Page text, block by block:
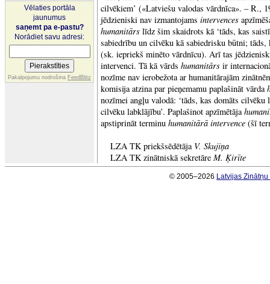
Vēlaties portāla
jaunumus
saņemt pa e-pastu?
Norādiet savu adresi:
Pakalpojumu nodrošina FeedBlitz
cilvēkiem’ («Latviešu valodas vārdnīca». – R.,
jēdzieniski nav izmantojams intervences
humanitārs līdz šim skaidrots kā ‘tāds, kas
sabiedrību un cilvēku kā sabiedrisku būtni; tāds,
(sk. iepriekš minēto vārdnīcu). Arī tas
intervenci. Tā kā vārds humanitārs ir
nozīme nav ierobežota ar humanitārajām
komisija atzina par pieņemamu paplašināt vārda
nozīmei angļu valodā: ‘tāds, kas domāts cilvēku
cilvēku labklājību’. Paplašinot apzīmētāja
apstiprināt terminu humanitārā intervence (šī
LZA TK priekšsēdētāja V. Skujiņa
LZA TK zinātniskā sekretāre M. Ķirīte
© 2005–2026 Latvijas